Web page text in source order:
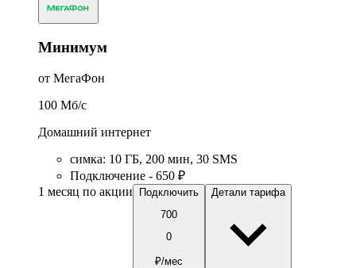
Минимум
от МегаФон
100 Мб/c
Домашний интернет
симка: 10 ГБ, 200 мин, 30 SMS
Подключение - 650 ₽
1 месяц по акции
Подключить
700
0
₽/мес
Детали тарифа